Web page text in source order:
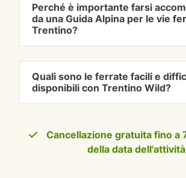
Perché è importante farsi
da una Guida Alpina per le vie
Trentino?
Quali sono le ferrate facili e
disponibili con Trentino Wild?
Cancellazione gratuita fino a
della data